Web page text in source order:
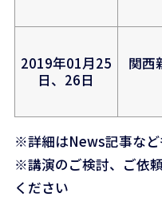
2019年01月25
日、26日
関西
※詳細はNews記事など
※講演のご検討、ご依
ください